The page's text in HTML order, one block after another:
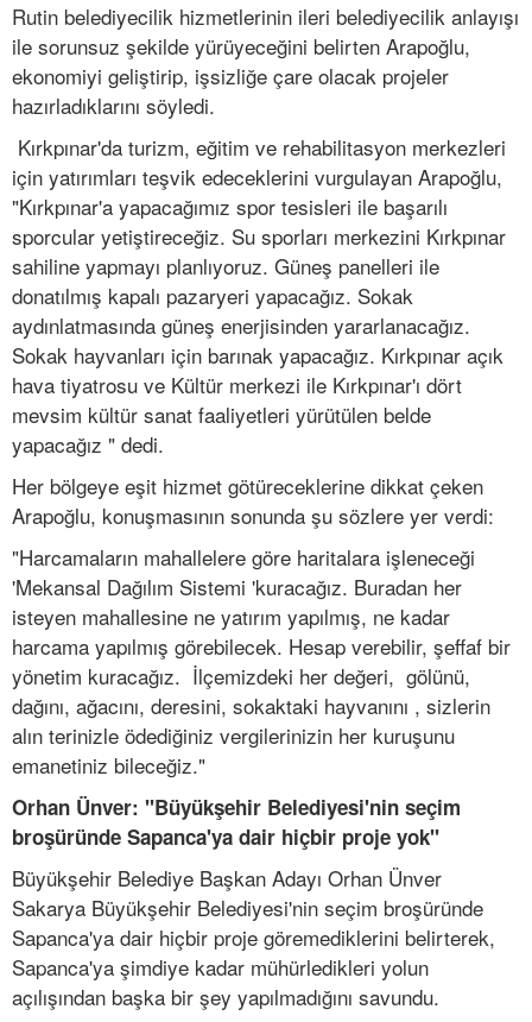
Rutin belediyecilik hizmetlerinin ileri belediyecilik anlayışı
ile sorunsuz şekilde yürüyeceğini belirten Arapoğlu,
ekonomiyi geliştirip, işsizliğe çare olacak projeler
hazırladıklarını söyledi.
Kırkpınar'da turizm, eğitim ve rehabilitasyon merkezleri
için yatırımları teşvik edeceklerini vurgulayan Arapoğlu,
"Kırkpınar'a yapacağımız spor tesisleri ile başarılı
sporcular yetiştireceğiz. Su sporları merkezini Kırkpınar
sahiline yapmayı planlıyoruz. Güneş panelleri ile
donatılmış kapalı pazaryeri yapacağız. Sokak
aydınlatmasında güneş enerjisinden yararlanacağız.
Sokak hayvanları için barınak yapacağız. Kırkpınar açık
hava tiyatrosu ve Kültür merkezi ile Kırkpınar'ı dört
mevsim kültür sanat faaliyetleri yürütülen belde
yapacağız " dedi.
Her bölgeye eşit hizmet götüreceklerine dikkat çeken
Arapoğlu, konuşmasının sonunda şu sözlere yer verdi:
"Harcamaların mahallelere göre haritalara işleneceği
'Mekansal Dağılım Sistemi 'kuracağız. Buradan her
isteyen mahallesine ne yatırım yapılmış, ne kadar
harcama yapılmış görebilecek. Hesap verebilir, şeffaf bir
yönetim kuracağız. İlçemizdeki her değeri, gölünü,
dağını, ağacını, deresini, sokaktaki hayvanını , sizlerin
alın terinizle ödediğiniz vergilerinizin her kuruşunu
emanetiniz bileceğiz."
Orhan Ünver: "Büyükşehir Belediyesi'nin seçim
broşüründe Sapanca'ya dair hiçbir proje yok"
Büyükşehir Belediye Başkan Adayı Orhan Ünver
Sakarya Büyükşehir Belediyesi'nin seçim broşüründe
Sapanca'ya dair hiçbir proje göremediklerini belirterek,
Sapanca'ya şimdiye kadar mühürledikleri yolun
açılışından başka bir şey yapılmadığını savundu.